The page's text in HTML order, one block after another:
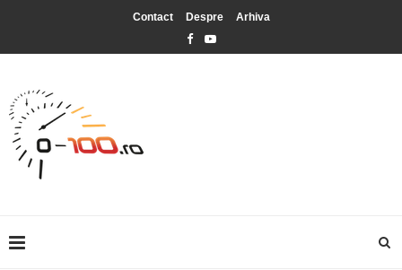
Contact Despre Arhiva